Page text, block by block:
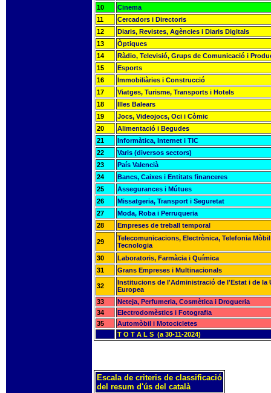
10
Cinema
11
Cercadors i Directoris
12
Diaris, Revistes, Agències i Diaris Digitals
13
Òptiques
14
Ràdio, Televisió, Grups de Comunicació i
15
Esports
16
Immobiliàries i Construcció
17
Viatges, Turisme, Transports i Hotels
18
Illes Balears
19
Jocs, Videojocs, Oci i Còmic
20
Alimentació i Begudes
21
Informàtica, Internet i TIC
22
Varis (diversos sectors)
23
País Valencià
24
Bancs, Caixes i Entitats financeres
25
Assegurances i Mútues
26
Missatgeria, Transport i Seguretat
27
Moda, Roba i Perruqueria
28
Empreses de treball temporal
29
Telecomunicacions, Electrònica, Telefonia
Tecnologia
30
Laboratoris, Farmàcia i Química
31
Grans Empreses i Multinacionals
32
Institucions de l'Administració de l'Estat i de la
Europea
33
Neteja, Perfumeria, Cosmètica i Drogueria
34
Electrodomèstics i Fotografia
35
Automòbil i Motocicletes
T O T A L S (a 30-11-2024)
Escala de criteris de classificació
del resum d'ús del català